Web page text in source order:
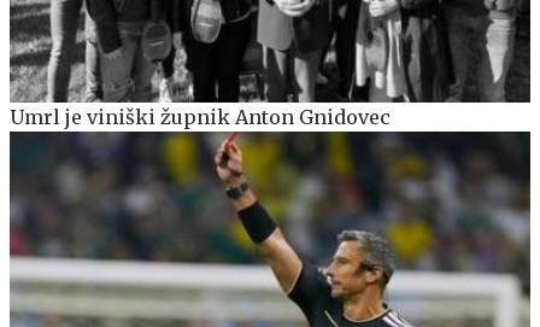
Umrl je viniški župnik Anton Gnidovec